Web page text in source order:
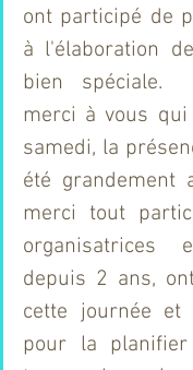
ont participé de
à l'élaboration
bien spéciale.
merci à vous
samedi, la
été grandement
merci tout
depuis 2 ans,
cette journée et
pour la